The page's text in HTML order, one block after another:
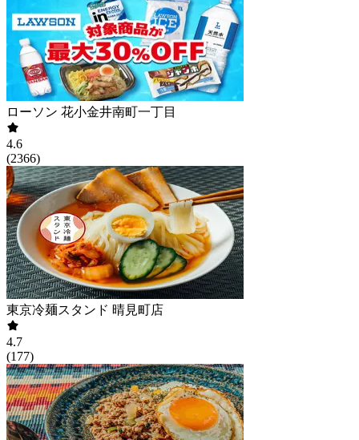
ローソン 花小金井南町一丁目
4.6
(2366)
東京冷麺スタンド 晴見町店
4.7
(177)